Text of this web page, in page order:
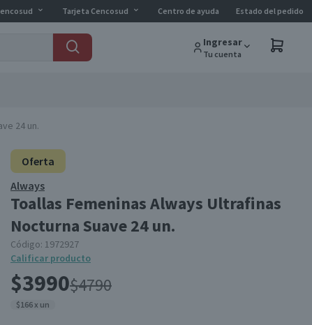
Tarjeta Cencosud Centro de ayuda Estado del pedido
Ingresar
Tu cuenta
24 un.
Oferta
Always
Toallas Femeninas Always Ultrafinas
Nocturna Suave 24 un.
Código: 1972927
Calificar producto
$3990$4790
$166 x un